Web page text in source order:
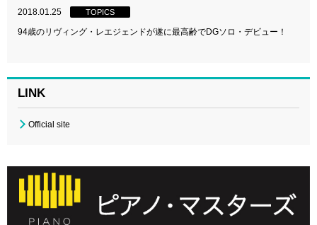
2018.01.25 TOPICS
94歳のリヴィング・レエジェンドが遂に最高齢でDGソロ・デビュー！
LINK
Official site